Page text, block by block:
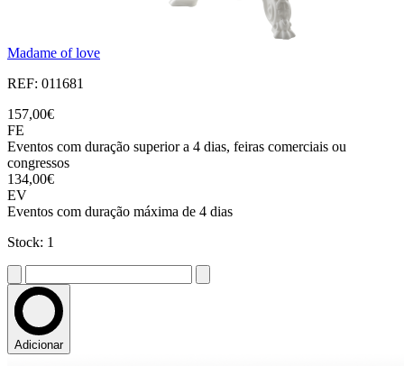
Madame of love
REF: 011681
157,00€
FE
Eventos com duração superior a 4 dias, feiras comerciais ou
congressos
134,00€
EV
Eventos com duração máxima de 4 dias
Stock: 1
Adicionar